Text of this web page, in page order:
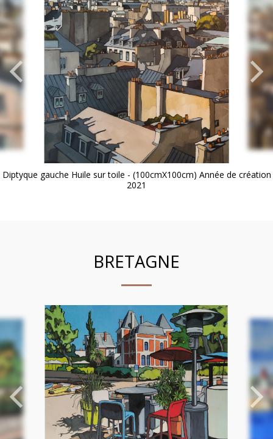
Diptyque gauche Huile sur toile - (100cmX100cm) Année de création
2021
BRETAGNE